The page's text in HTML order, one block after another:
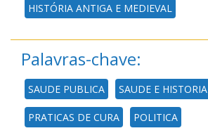
HISTÓRIA ANTIGA E MEDIEVAL
Palavras-chave:
SAUDE PUBLICA SAUDE E HISTORIA
PRATICAS DE CURA POLITICA